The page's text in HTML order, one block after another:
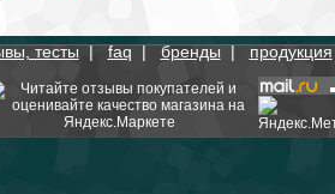
тесты|faq|бренды|продукция